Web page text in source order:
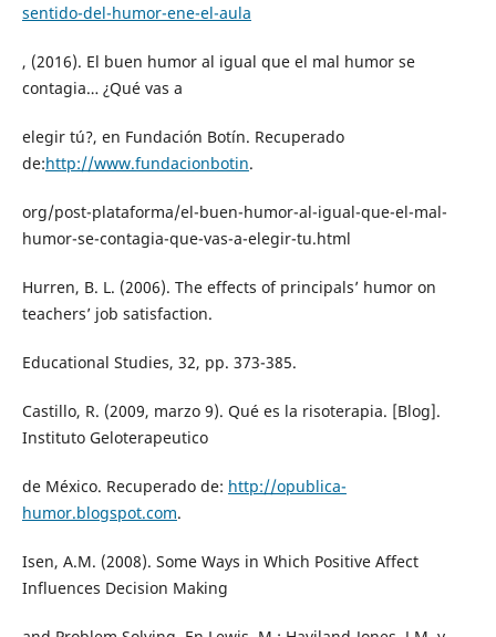
sentido-del-humor-ene-el-aula
, (2016). El buen humor al igual que el mal humor se
contagia… ¿Qué vas a
elegir tú?, en Fundación Botín. Recuperado
de:http://www.fundacionbotin.
org/post-plataforma/el-buen-humor-al-igual-que-el-mal-
humor-se-contagia-que-vas-a-elegir-tu.html
Hurren, B. L. (2006). The effects of principals’ humor on
teachers’ job satisfaction.
Educational Studies, 32, pp. 373-385.
Castillo, R. (2009, marzo 9). Qué es la risoterapia. [Blog].
Instituto Geloterapeutico
de México. Recuperado de: http://opublica-
humor.blogspot.com.
Isen, A.M. (2008). Some Ways in Which Positive Affect
Influences Decision Making